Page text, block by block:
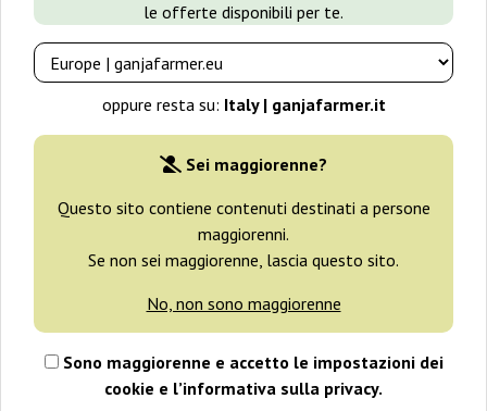
le offerte disponibili per te.
oppure resta su: Italy | ganjafarmer.it
Sei maggiorenne?
Questo sito contiene contenuti destinati a persone
maggiorenni.
Se non sei maggiorenne, lascia questo sito.
No, non sono maggiorenne
Sono maggiorenne e accetto le impostazioni dei
cookie e l’informativa sulla privacy.
-25%
+ omaggi